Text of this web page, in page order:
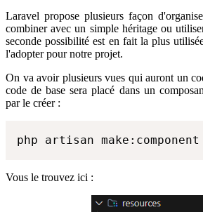
Laravel propose plusieurs façon
combiner avec un simple héritage ou
seconde possibilité est en fait la plus
l'adopter pour notre projet.
On va avoir plusieurs vues qui auront un
code de base sera placé dans un
par le créer :
php artisan
Vous le trouvez ici :